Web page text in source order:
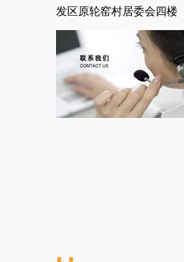
发区原轮窑村居委会四楼